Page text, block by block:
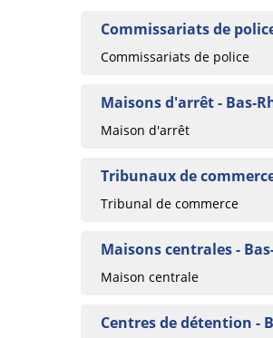
Commissariats de
Commissariats de police
Maisons d'arrêt - Bas-
Maison d'arrêt
Tribunaux de
Tribunal de commerce
Maisons centrales -
Maison centrale
Centres de détention -